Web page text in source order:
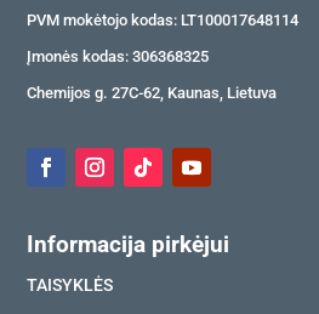
PVM mokėtojo kodas: LT100017648114
Įmonės kodas: 306368325
Chemijos g. 27C-62, Kaunas, Lietuva
Informacija pirkėjui
TAISYKLĖS